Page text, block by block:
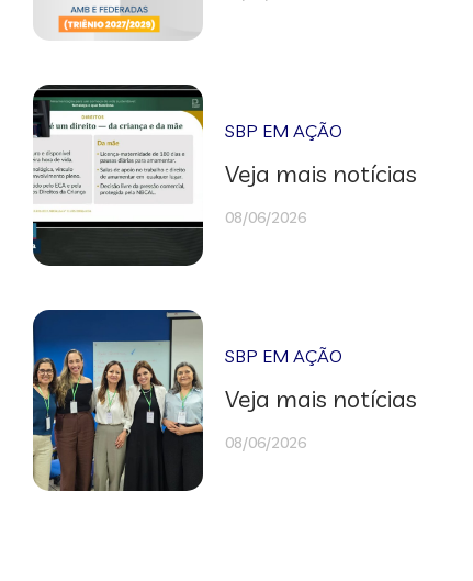
SBP EM AÇÃO
Veja mais notícias
08/06/2026
SBP EM AÇÃO
Veja mais notícias
08/06/2026